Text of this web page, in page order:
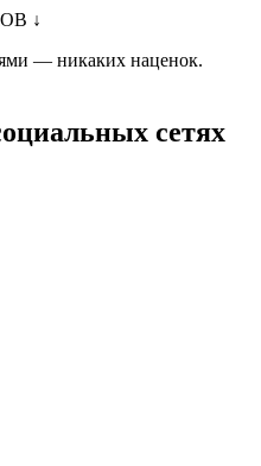
↓
— никаких наценок.
сетях